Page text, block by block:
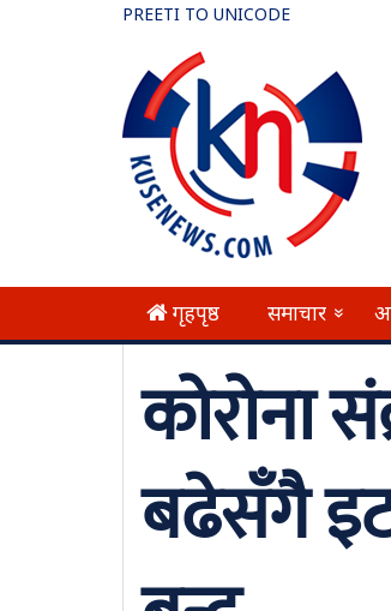
PREETI TO UNICODE
गृहपृष्ठ समाचार »
कोरोना
बढेसँगै